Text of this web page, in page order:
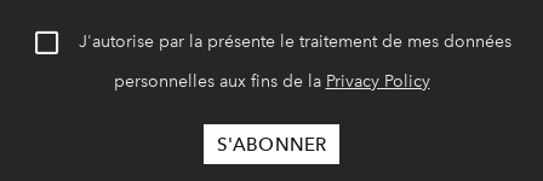
J'autorise par la présente le traitement de mes données
personnelles aux fins de la Privacy Policy